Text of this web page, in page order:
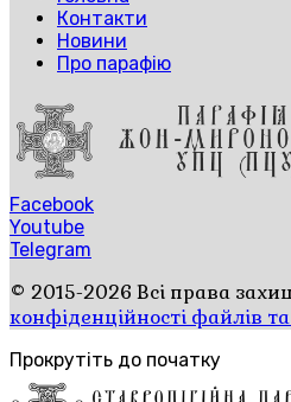
Контакти
Новини
Про парафію
Facebook
Youtube
Telegram
© 2015-2026 Всі права
конфіденційності файлів
Прокрутіть до початку